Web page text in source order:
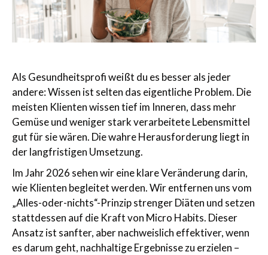
Als Gesundheitsprofi weißt du es besser als jeder
andere: Wissen ist selten das eigentliche Problem. Die
meisten Klienten wissen tief im Inneren, dass mehr
Gemüse und weniger stark verarbeitete Lebensmittel
gut für sie wären. Die wahre Herausforderung liegt in
der langfristigen Umsetzung.
Im Jahr 2026 sehen wir eine klare Veränderung darin,
wie Klienten begleitet werden. Wir entfernen uns vom
„Alles-oder-nichts“-Prinzip strenger Diäten und setzen
stattdessen auf die Kraft von Micro Habits. Dieser
Ansatz ist sanfter, aber nachweislich effektiver, wenn
es darum geht, nachhaltige Ergebnisse zu erzielen –